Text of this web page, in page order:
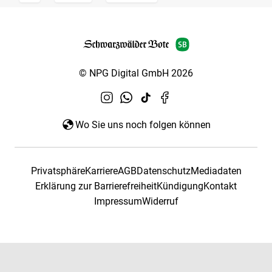
© NPG Digital GmbH 2026
Wo Sie uns noch folgen können
PrivatsphäreKarriereAGBDatenschutzMediadaten
Erklärung zur BarrierefreiheitKündigungKontakt
ImpressumWiderruf